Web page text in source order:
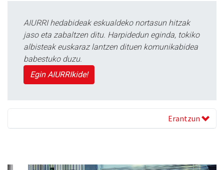
AIURRI hedabideak eskualdeko nortasun hitzak
jaso eta zabaltzen ditu. Harpidedun eginda, tokiko
albisteak euskaraz lantzen dituen komunikabidea
babestuko duzu.
Egin AIURRIkide!
Erantzun